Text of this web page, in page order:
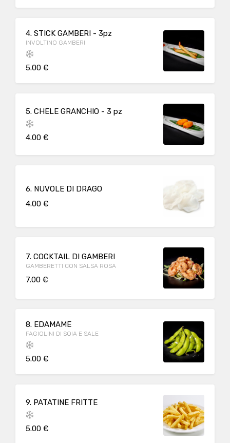
4. STICK GAMBERI - 3pz
INVOLTINO GAMBERI
5.00 €
5. CHELE GRANCHIO - 3 pz
4.00 €
6. NUVOLE DI DRAGO
4.00 €
7. COCKTAIL DI GAMBERI
GAMBERETTI CON SALSA ROSA
7.00 €
8. EDAMAME
FAGIOLINI DI SOIA E SALE
5.00 €
9. PATATINE FRITTE
5.00 €